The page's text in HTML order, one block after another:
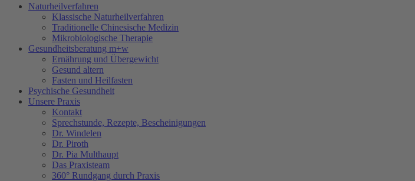
Natur­heilverfahren
Klassische Naturheilverfahren
Traditionelle Chinesische Medizin
Mikrobiologische Therapie
Gesundheitsberatung m+w
Ernährung und Übergewicht
Gesund altern
Fasten und Heilfasten
Psychische Gesundheit
Unsere Praxis
Kontakt
Sprechstunde, Rezepte, Bescheinigungen
Dr. Windelen
Dr. Piroth
Dr. Pia Multhaupt
Das Praxisteam
360° Rundgang durch Praxis